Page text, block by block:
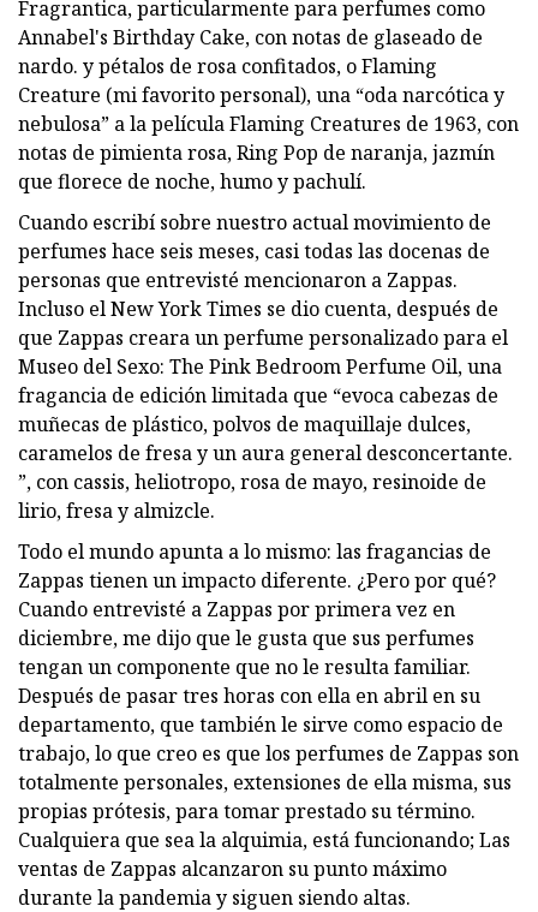
Fragrantica, particularmente para perfumes como
Annabel's Birthday Cake, con notas de glaseado de
nardo. y pétalos de rosa confitados, o Flaming
Creature (mi favorito personal), una “oda narcótica y
nebulosa” a la película Flaming Creatures de 1963, con
notas de pimienta rosa, Ring Pop de naranja, jazmín
que florece de noche, humo y pachulí.
Cuando escribí sobre nuestro actual movimiento de
perfumes hace seis meses, casi todas las docenas de
personas que entrevisté mencionaron a Zappas.
Incluso el New York Times se dio cuenta, después de
que Zappas creara un perfume personalizado para el
Museo del Sexo: The Pink Bedroom Perfume Oil, una
fragancia de edición limitada que “evoca cabezas de
muñecas de plástico, polvos de maquillaje dulces,
caramelos de fresa y un aura general desconcertante.
”, con cassis, heliotropo, rosa de mayo, resinoide de
lirio, fresa y almizcle.
Todo el mundo apunta a lo mismo: las fragancias de
Zappas tienen un impacto diferente. ¿Pero por qué?
Cuando entrevisté a Zappas por primera vez en
diciembre, me dijo que le gusta que sus perfumes
tengan un componente que no le resulta familiar.
Después de pasar tres horas con ella en abril en su
departamento, que también le sirve como espacio de
trabajo, lo que creo es que los perfumes de Zappas son
totalmente personales, extensiones de ella misma, sus
propias prótesis, para tomar prestado su término.
Cualquiera que sea la alquimia, está funcionando; Las
ventas de Zappas alcanzaron su punto máximo
durante la pandemia y siguen siendo altas.